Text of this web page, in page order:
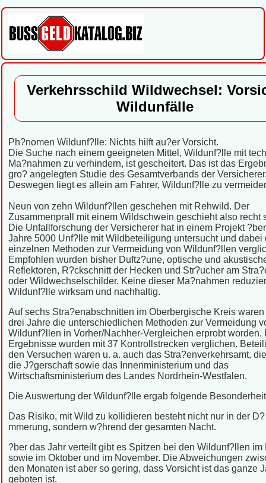
Verkehrsschild Wildwechsel:
Wildunfälle
Ph?nomen Wildunf?lle: Nichts hilft au?er Vorsicht.
Die Suche nach einem geeigneten Mittel, Wildunf?lle mit
Ma?nahmen zu verhindern, ist gescheitert. Das ist das
gro? angelegten Studie des Gesamtverbands der
Deswegen liegt es allein am Fahrer, Wildunf?lle zu
Neun von zehn Wildunf?llen geschehen mit Rehwild. Der
Zusammenprall mit einem Wildschwein geschieht also recht
Die Unfallforschung der Versicherer hat in einem Projekt
Jahre 5000 Unf?lle mit Wildbeteiligung untersucht und dabei
einzelnen Methoden zur Vermeidung von Wildunf?llen
Empfohlen wurden bisher Duftz?une, optische und
Reflektoren, R?ckschnitt der Hecken und Str?ucher am
oder Wildwechselschilder. Keine dieser Ma?nahmen
Wildunf?lle wirksam und nachhaltig.
Auf sechs Stra?enabschnitten im Oberbergische Kreis
drei Jahre die unterschiedlichen Methoden zur Vermeidung
Wildunf?llen in Vorher/Nachher-Vergleichen erprobt worden.
Ergebnisse wurden mit 37 Kontrollstrecken verglichen.
den Versuchen waren u. a. auch das Stra?enverkehrsamt,
die J?gerschaft sowie das Innenministerium und das
Wirtschaftsministerium des Landes Nordrhein-Westfalen.
Die Auswertung der Wildunf?lle ergab folgende
Das Risiko, mit Wild zu kollidieren besteht nicht nur in der D?
mmerung, sondern w?hrend der gesamten Nacht.
?ber das Jahr verteilt gibt es Spitzen bei den Wildunf?llen im
sowie im Oktober und im November. Die Abweichungen
den Monaten ist aber so gering, dass Vorsicht ist das ganze
geboten ist.